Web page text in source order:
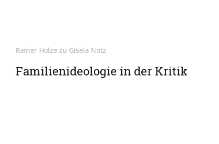
Rainer Holze zu Gisela Notz
Familienideologie in der Kritik